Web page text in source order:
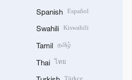
Spanish Español
Swahili Kiswahili
Tamil தமிழ்
Thai ไทย